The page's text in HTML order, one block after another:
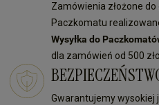
Zamówienia złożone do
Paczkomatu
Wysyłka do
dla zamówień od 500
Gwarantujemy